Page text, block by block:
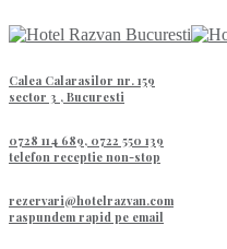
Calea Calarasilor nr. 159
sector 3 , Bucuresti
0728 114 689, 0722 550 139
telefon receptie non-stop
rezervari@hotelrazvan.com
raspundem rapid pe email